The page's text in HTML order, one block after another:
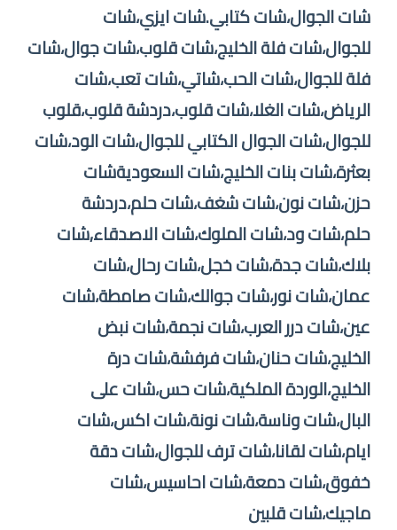
شات الجوال،شات كتابي.شات ايزي،شات
للجوال،شات فلة الخليج،شات قلوب،شات جوال،شات
فلة للجوال،شات الحب،شاتي،شات تعب،شات
الرياض،شات الغلا،شات قلوب،دردشة قلوب،قلوب
للجوال،شات الجوال الكتابي للجوال،شات الود،شات
بعثرة،شات بنات الخليج،شات السعوديةشات
حزن،شات نون،شات شغف،شات حلم،دردشة
حلم،شات ود،شات الملوك،شات الاصدقاء,شات
بلاك،شات جدة،شات خجل،شات رحال،شات
عمان،شات نور،شات جوالك،شات صامطة،شات
عين،شات درر العرب،شات نجمة،شات نبض
الخليج،شات حنان،شات فرفشة،شات درة
الخليج،الوردة الملكية،شات حس،شات على
البال،شات وناسة،شات نونة،شات اكس،شات
ايام،شات لقانا،شات ترف للجوال،شات دقة
خفوق،شات دمعة،شات احاسيس،شات
ماجيك،شات قلبين